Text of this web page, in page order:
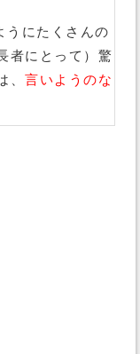
うにたくさんの
者にとって）驚
、 言いようのな